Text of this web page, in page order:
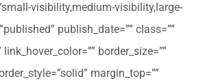
visibility,medium-visibility,large-
publish_date=”” class=””
link_hover_color=”” border_size=””
margin_top=””